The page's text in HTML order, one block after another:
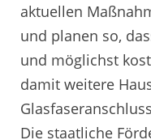
aktuellen
und planen so,
und möglichst
damit weitere
Die staatliche